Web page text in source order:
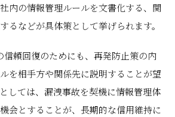
内の情報管理ルールを文書化する、関
るなどが具体策として挙げられます。
頼回復のためにも、再発防止策の内
を相手方や関係先に説明することが望
しては、漏洩事故を契機に情報管理体
会とすることが、長期的な信用維持に